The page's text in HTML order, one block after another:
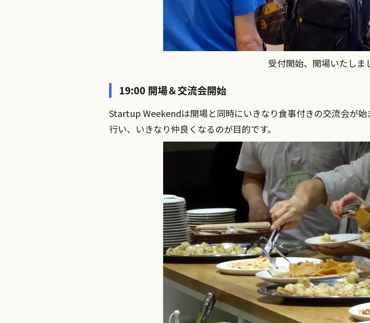
受付開始、開場いたしま
19:00 開場＆交流会開始
Startup Weekendは開場と同時にいきなり食事付きの交流会が
行い、いきなり仲良くなるのが目的です。